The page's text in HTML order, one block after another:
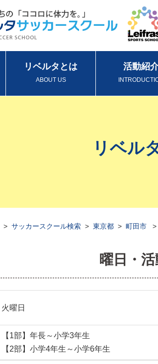
リベルタとは
ABOUT US
活動紹
リベル
> サッカースクール検索 > 東京都 > 町田市 >
曜日・
火曜日
【1部】年長～小学3年生
【2部】小学4年生～小学6年生